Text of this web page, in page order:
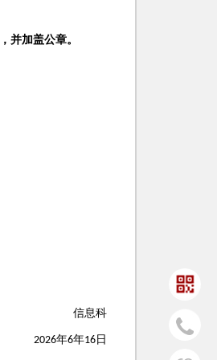
并加盖公章。
信息科
年6年16日